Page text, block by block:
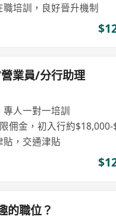
職培訓，良好晉升機制
業員/分行助理
專人一對一培訓
佣金，初入行約$18,000-
貼，交通津貼
的職位？